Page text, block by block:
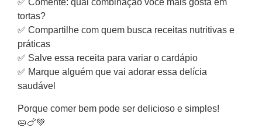
✅ Comente: qual combinação você mais gosta em
tortas?
✅ Compartilhe com quem busca receitas nutritivas e
práticas
✅ Salve essa receita para variar o cardápio
✅ Marque alguém que vai adorar essa delícia
saudável
Porque comer bem pode ser delicioso e simples!
🥧🍗💚